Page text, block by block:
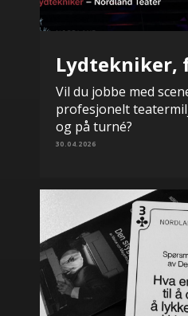
Vil du jobbe med
profesjonelt
og på turné?
30.04.2026